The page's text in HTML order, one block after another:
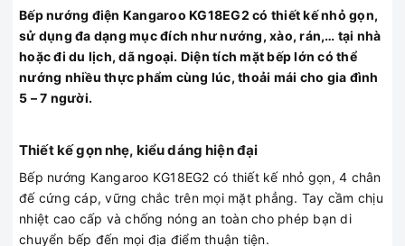
Bếp nướng điện Kangaroo KG18EG2 có thiết kế nhỏ gọn,
sử dụng đa dạng mục đích như nướng, xào, rán,… tại nhà
hoặc đi du lịch, dã ngoại. Diện tích mặt bếp lớn có thể
nướng nhiều thực phẩm cùng lúc, thoải mái cho gia đình
5 – 7 người.
Thiết kế gọn nhẹ, kiểu dáng hiện đại
Bếp nướng Kangaroo KG18EG2 có thiết kế nhỏ gọn, 4 chân
đế cứng cáp, vững chắc trên mọi mặt phẳng. Tay cầm chịu
nhiệt cao cấp và chống nóng an toàn cho phép bạn di
chuyển bếp đến mọi địa điểm thuận tiện.